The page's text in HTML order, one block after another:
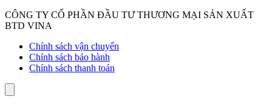
CÔNG TY CỔ PHẦN ĐẦU TƯ THƯƠNG MẠI SẢN XUẤT
BTD VINA
Chính sách vận chuyển
Chính sách bảo hành
Chính sách thanh toán